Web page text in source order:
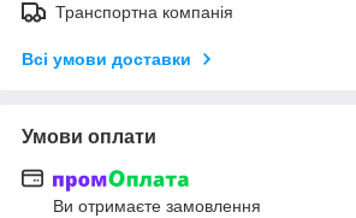
Транспортна компанія
Всі умови доставки
Умови оплати
Ви отримаєте замовлення